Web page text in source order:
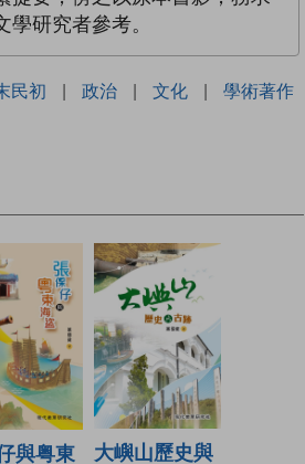
研究者參考。
民初 | 政治 | 文化 | 學術著作
與粤東
大嶼山歷史與